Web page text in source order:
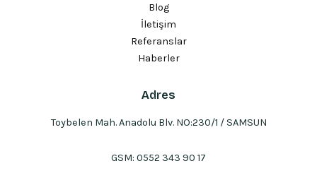
Blog
İletişim
Referanslar
Haberler
Adres
Toybelen Mah. Anadolu Blv. NO:230/1 / SAMSUN
GSM: 0552 343 90 17